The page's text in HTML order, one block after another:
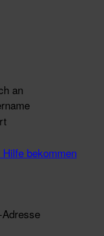
an
bekommen